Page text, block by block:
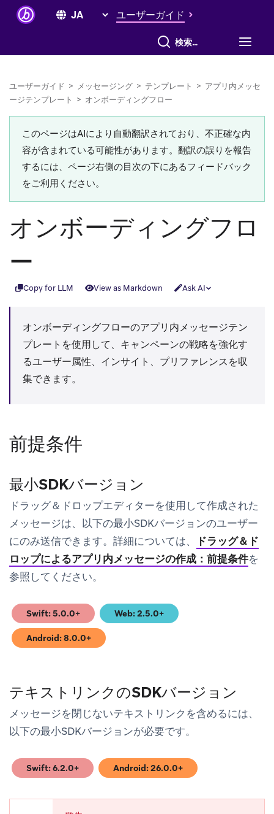
ユーザーガイド
すべて検索
ユーザーガイド > メッセージング > テンプレート > アプリ内メッセ
ージテンプレート > オンボーディングフロー
このページはAIにより自動翻訳されており、不正確な内
容が含まれている可能性があります。翻訳の誤りを報告
するには、ページ右側の目次の下にあるフィードバック
をご利用ください。
オンボーディングフロ
ー
Copy for LLM View as Markdown Ask AI
オンボーディングフローのアプリ内メッセージテン
プレートを使用して、キャンペーンの戦略を強化す
るユーザー属性、インサイト、プリファレンスを収
集できます。
前提条件
最小SDKバージョン
ドラッグ＆ドロップエディターを使用して作成された
メッセージは、以下の最小SDKバージョンのユーザー
にのみ送信できます。詳細については、
ドラッグ＆ド
ロップによるアプリ内メッセージの作成：前提条件を
参照してください。
Swift: 5.0.0+
(opens in new tab) Web: 2.5.0+
(opens in new tab)
Android: 8.0.0+
(opens in new tab)
テキストリンクのSDKバージョン
メッセージを閉じないテキストリンクを含めるには、
以下の最小SDKバージョンが必要です。
Swift: 6.2.0+
(opens in new tab) Android: 26.0.0+
(opens in new tab)